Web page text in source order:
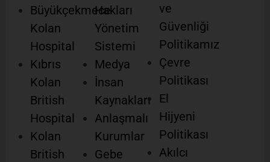
Büyükçekmece
Kolan
Hospital
Kıbrıs
Kolan
British
Hospital
Kolan
British
Hakları
Yönetim
Sistemi
Medya
İnsan
Kaynakları
Anlaşmalı
Kurumlar
Gebe
ve
Güvenliği
Politikamız
Çevre
Politikası
El
Hijyeni
Politikası
Akılcı